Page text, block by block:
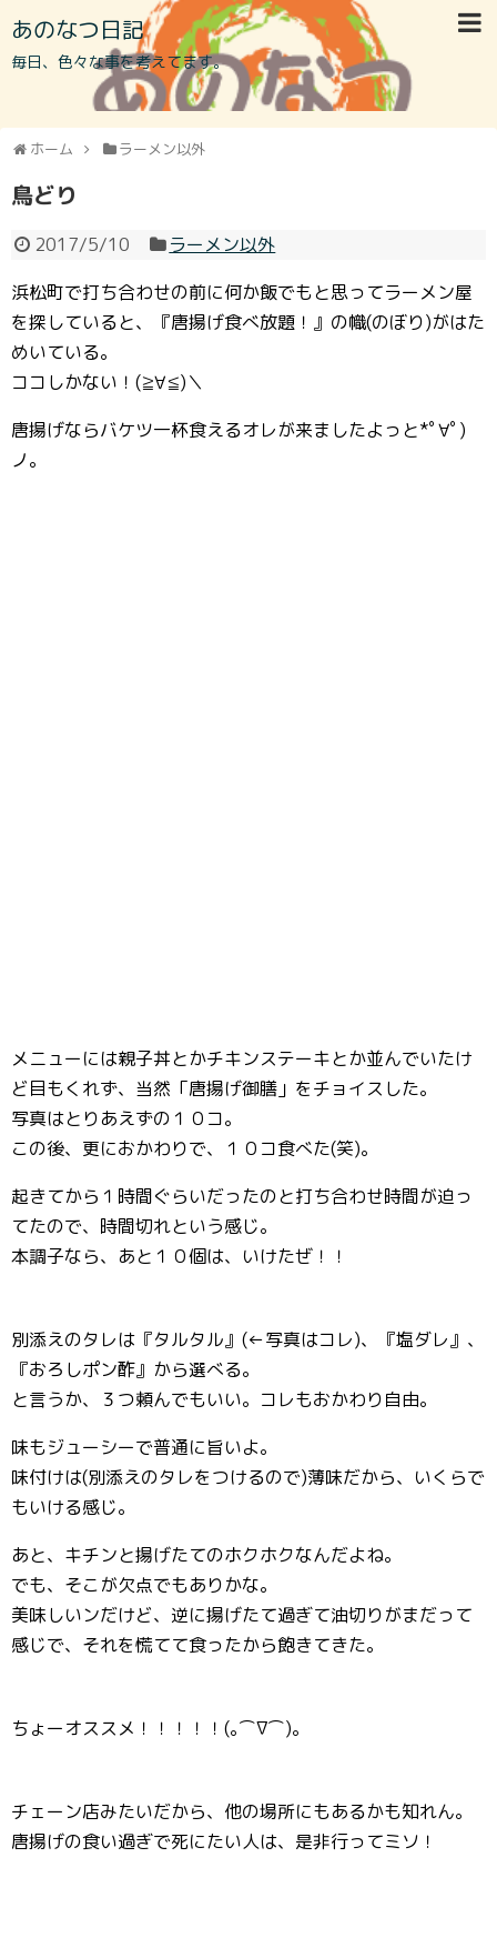
あのなつ日記
毎日、色々な事を考えてます。
ホーム ラーメン以外
鳥どり
2017/5/10
ラーメン以外
浜松町で打ち合わせの前に何か飯でもと思ってラーメン屋
を探していると、『唐揚げ食べ放題！』の幟(のぼり)がはた
めいている。
ココしかない！(≧∀≦)＼
唐揚げならバケツ一杯食えるオレが来ましたよっと*ﾟ∀ﾟ)
ノ。
メニューには親子丼とかチキンステーキとか並んでいたけ
ど目もくれず、当然「唐揚げ御膳」をチョイスした。
写真はとりあえずの１０コ。
この後、更におかわりで、１０コ食べた(笑)。
起きてから１時間ぐらいだったのと打ち合わせ時間が迫っ
てたので、時間切れという感じ。
本調子なら、あと１０個は、いけたぜ！！
別添えのタレは『タルタル』(←写真はコレ)、『塩ダレ』、
『おろしポン酢』から選べる。
と言うか、３つ頼んでもいい。コレもおかわり自由。
味もジューシーで普通に旨いよ。
味付けは(別添えのタレをつけるので)薄味だから、いくらで
もいける感じ。
あと、キチンと揚げたてのホクホクなんだよね。
でも、そこが欠点でもありかな。
美味しいンだけど、逆に揚げたて過ぎて油切りがまだって
感じで、それを慌てて食ったから飽きてきた。
ちょーオススメ！！！！！(｡⌒∇⌒)｡
チェーン店みたいだから、他の場所にもあるかも知れん。
唐揚げの食い過ぎで死にたい人は、是非行ってミソ！